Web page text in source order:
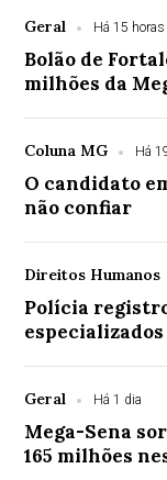
Geral Há 15 horas
Bolão de
milhões da
Coluna MG Há
O candidato
não confiar
Direitos Humanos
Polícia
especializados
Geral Há 1 dia
Mega-Sena
165 milhões